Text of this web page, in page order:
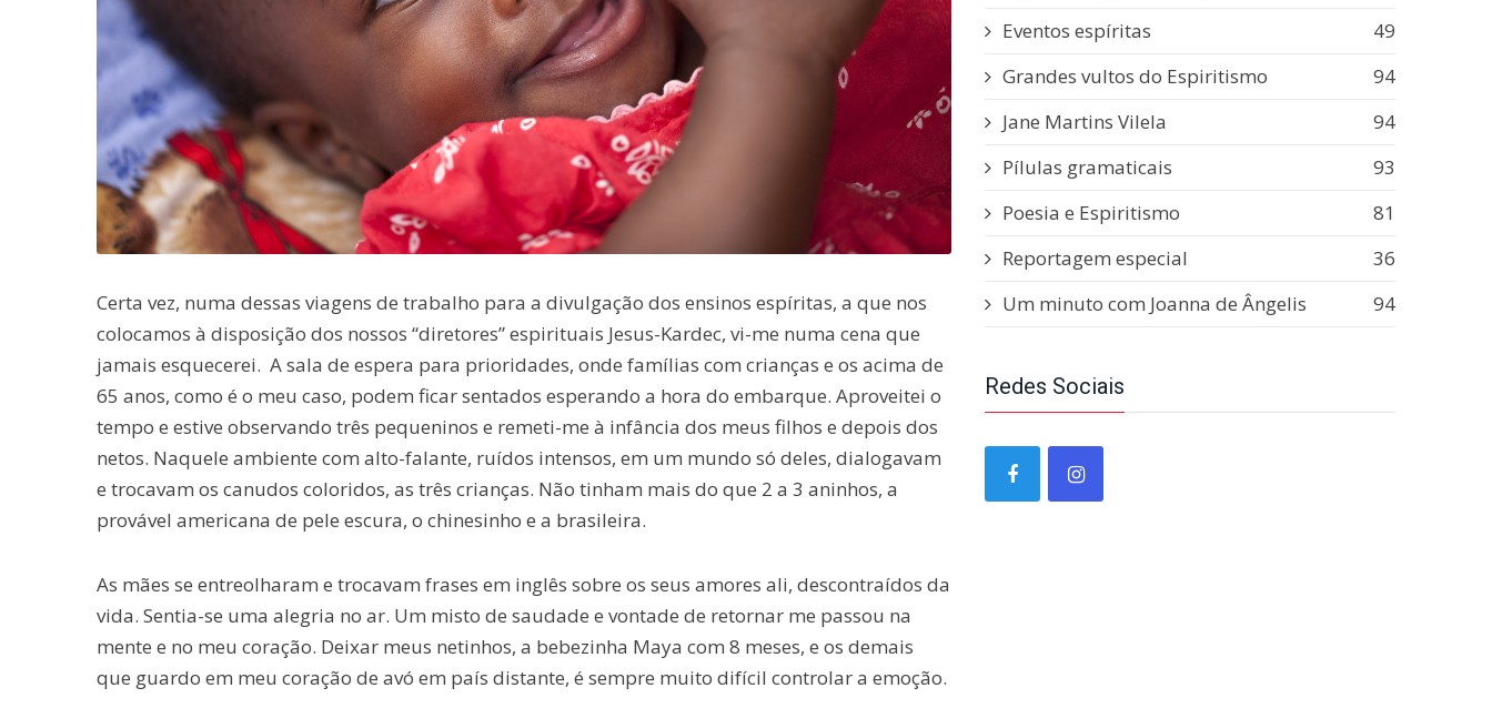
Certa vez, numa dessas viagens de trabalho para a divulgação dos ensinos espíritas, a que nos
colocamos à disposição dos nossos “diretores” espirituais Jesus-Kardec, vi-me numa cena que
jamais esquecerei. A sala de espera para prioridades, onde famílias com crianças e os acima de
65 anos, como é o meu caso, podem ficar sentados esperando a hora do embarque. Aproveitei o
tempo e estive observando três pequeninos e remeti-me à infância dos meus filhos e depois dos
netos. Naquele ambiente com alto-falante, ruídos intensos, em um mundo só deles, dialogavam
e trocavam os canudos coloridos, as três crianças. Não tinham mais do que 2 a 3 aninhos, a
provável americana de pele escura, o chinesinho e a brasileira.
As mães se entreolharam e trocavam frases em inglês sobre os seus amores ali, descontraídos da
vida. Sentia-se uma alegria no ar. Um misto de saudade e vontade de retornar me passou na
mente e no meu coração. Deixar meus netinhos, a bebezinha Maya com 8 meses, e os demais
que guardo em meu coração de avó em país distante, é sempre muito difícil controlar a emoção.
Eventos espíritas
49
Grandes vultos do Espiritismo
94
Jane Martins Vilela
94
Pílulas gramaticais
93
Poesia e Espiritismo
81
Reportagem especial
36
Um minuto com Joanna de Ângelis
94
Redes Sociais